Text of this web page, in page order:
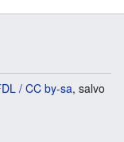
/ CC by-sa, salvo